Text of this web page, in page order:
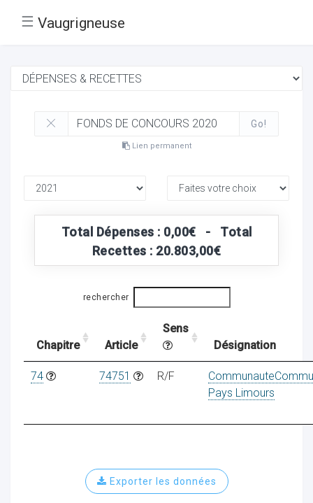
☰ Vaugrigneuse
Go!
Lien permanent
Total Dépenses : 0,00€ - Total
Recettes : 20.803,00€
rechercher
Chapitre Article
Sens
Désignation
74 74751 R/F
Pays Limours
Exporter les données